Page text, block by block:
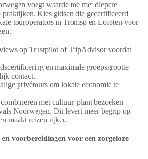
voegt waarde toe met diepere
praktijken. Kies gidsen die gecertificeerd
touroperators in Tromsø en Lofoten voor
op Trustpilot of TripAdvisor voordat
en maximale groepsgrootte
contact.
privétours om lokale economie te
met cultuur, plant bezoeken
Noorwegen. Dit levert meer begrip op
maakt reizen rijker.
voorbereidingen voor een zorgeloze